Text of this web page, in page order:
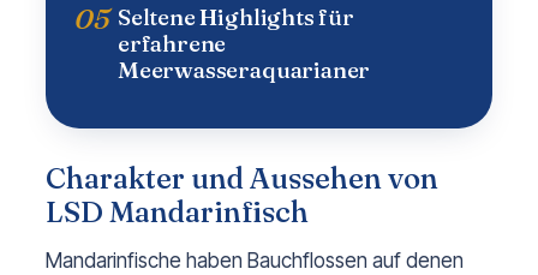
05 Seltene Highlights für
erfahrene
Meerwasseraquarianer
Charakter und Aussehen von
LSD Mandarinfisch
Mandarinfische haben Bauchflossen auf denen